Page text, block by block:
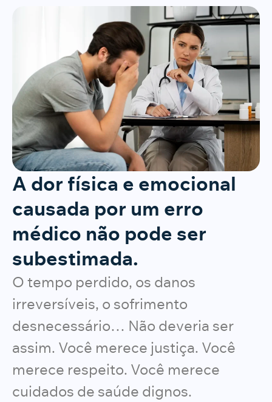
A dor física e emocional
causada por um erro
médico não pode ser
subestimada.
O tempo perdido, os danos
irreversíveis, o sofrimento
desnecessário… Não deveria ser
assim. Você merece justiça. Você
merece respeito. Você merece
cuidados de saúde dignos.